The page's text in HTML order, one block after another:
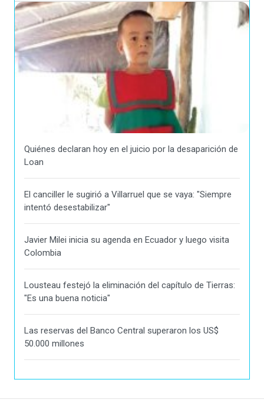
Quiénes declaran hoy en el juicio por la desaparición de
Loan
El canciller le sugirió a Villarruel que se vaya: "Siempre
intentó desestabilizar"
Javier Milei inicia su agenda en Ecuador y luego visita
Colombia
Lousteau festejó la eliminación del capítulo de Tierras:
"Es una buena noticia"
Las reservas del Banco Central superaron los US$
50.000 millones